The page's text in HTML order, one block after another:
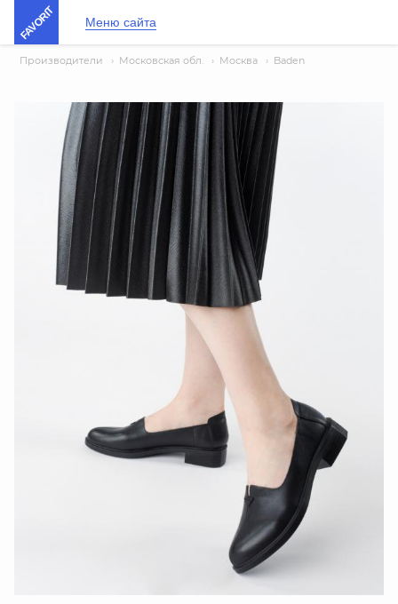
FAVORIT Меню сайта
Производители › Московская обл. › Москва › Baden